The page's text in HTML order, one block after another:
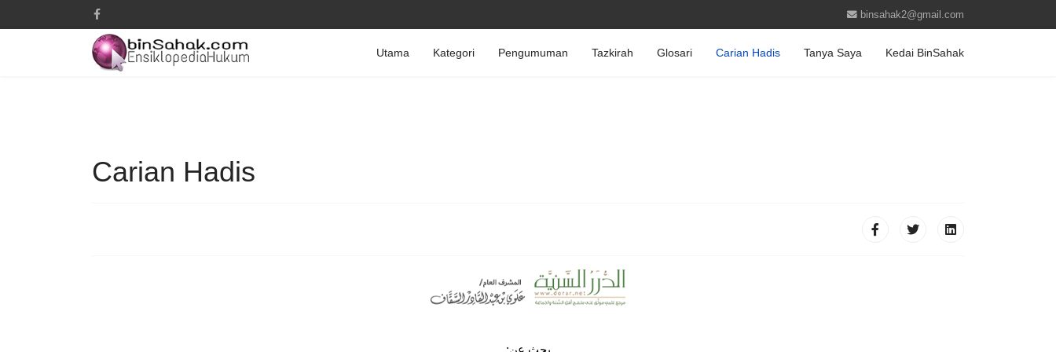
binsahak2@gmail.com
Utama Kategori Pengumuman Tazkirah Glosari Carian Hadis Tanya Saya Kedai BinSahak
Carian Hadis